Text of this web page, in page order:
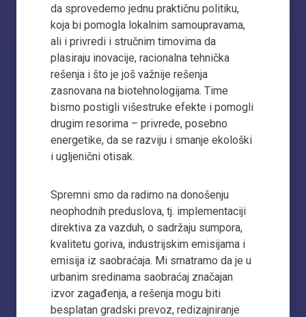
da sprovedemo jednu praktičnu politiku,
koja bi pomogla lokalnim samoupravama,
ali i privredi i stručnim timovima da
plasiraju inovacije, racionalna tehnička
rešenja i što je još važnije rešenja
zasnovana na biotehnologijama. Time
bismo postigli višestruke efekte i pomogli
drugim resorima – privrede, posebno
energetike, da se razviju i smanje ekološki
i ugljenični otisak.
Spremni smo da radimo na donošenju
neophodnih preduslova, tj. implementaciji
direktiva za vazduh, o sadržaju sumpora,
kvalitetu goriva, industrijskim emisijama i
emisija iz saobraćaja. Mi smatramo da je u
urbanim sredinama saobraćaj značajan
izvor zagađenja, a rešenja mogu biti
besplatan gradski prevoz, redizajniranje